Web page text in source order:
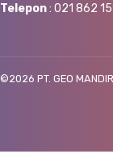
Telepon: 021 862
©2026 PT. GEO